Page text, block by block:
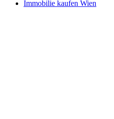
Immobilie kaufen Wien